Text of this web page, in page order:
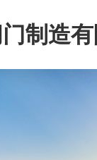
制造